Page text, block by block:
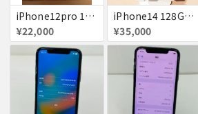
iPhone12pro 128GB ブルー 赤ロム
¥22,000
iPhone14 128GB Blue au 送料無料
¥35,000